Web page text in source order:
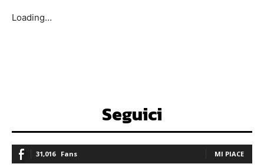
Loading…
Seguici
31,016 Fans MI PIACE